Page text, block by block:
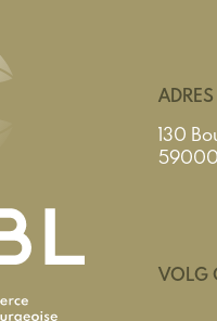
ADRES
130
59000
VOLG